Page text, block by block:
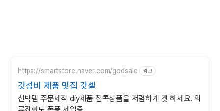
https://smartstore.naver.com/godsale 광고
갓성비 제품 맛집 갓셀
신박템 주문제작 diy제품 집콕상품을 저렴하게 겟 하세요. 의